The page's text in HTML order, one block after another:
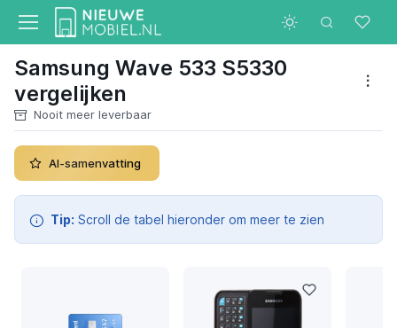
Samsung Wave 533 S5330
vergelijken
Nooit meer leverbaar
AI-samenvatting
Tip: Scroll de tabel hieronder om meer te zien